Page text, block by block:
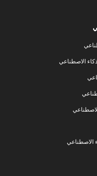
الاصطناعي
الاصطناعي